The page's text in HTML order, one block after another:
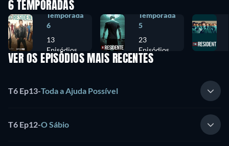
6 TEMPORADAS
Temporada
6
13
Episódios
Temporada
5
23
Episódios
VER OS EPISÓDIOS MAIS RECENTES
T6 Ep13-Toda a Ajuda Possível
T6 Ep12-O Sábio